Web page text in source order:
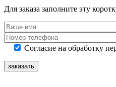
Для заказа заполните эту
Согласие на обработку